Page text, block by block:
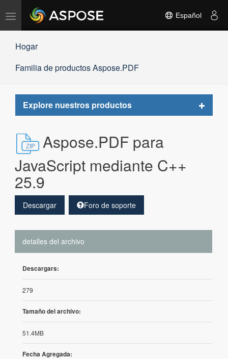
Alternar
navegación
Español
Hogar
Familia de productos Aspose.PDF
Explore nuestros productos
Toggle
Aspose.PDF para
JavaScript mediante C++
25.9
Descargar Foro de soporte
detalles del archivo
Descargars:
279
Tamaño del archivo:
51.4MB
Fecha Agregada: